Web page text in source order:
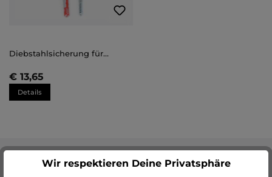
Diebstahlsicherung für
€ 13,65
Details
Wie eine Diebstahlsicherung Bilderrahmen
schütztWir respektieren Deine Privatsphäre